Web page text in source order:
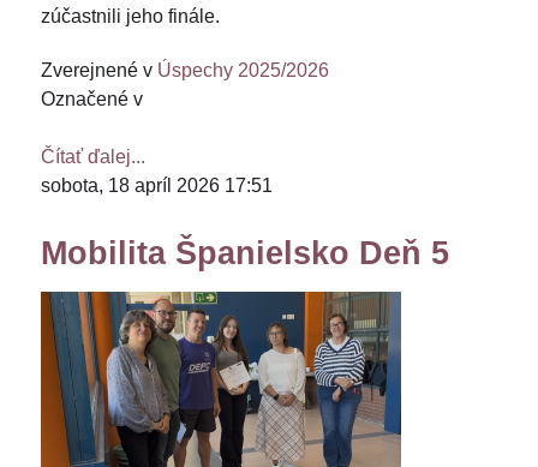
zúčastnili jeho finále.
Zverejnené v Úspechy 2025/2026
Označené v
Čítať ďalej...
sobota, 18 apríl 2026 17:51
Mobilita Španielsko Deň 5